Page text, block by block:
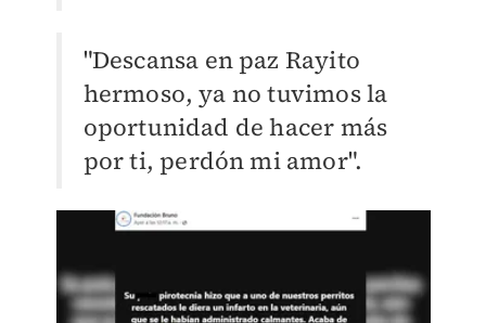
"Descansa en paz Rayito
hermoso, ya no tuvimos la
oportunidad de hacer más
por ti, perdón mi amor".